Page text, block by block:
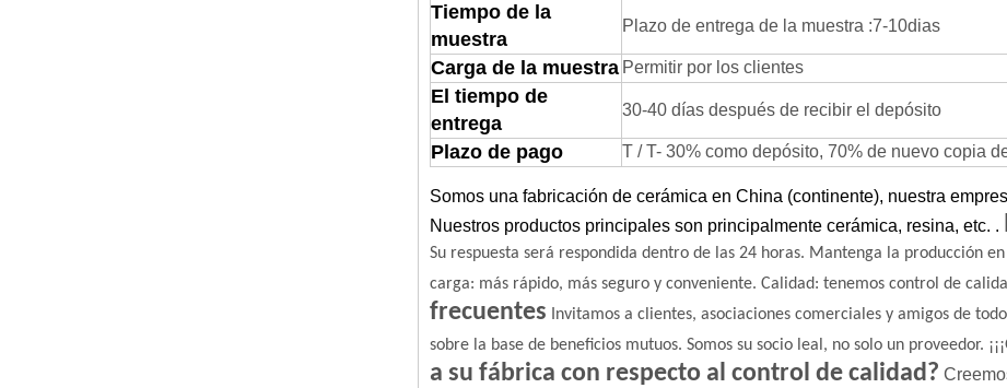
Tiempo de la
muestra
Plazo de entrega de la muestra :7-10dias
Carga de la muestra Permitir por los clientes
El tiempo de
entrega
30-40 días después de recibir el depósito
Plazo de pago T / T- 30% como depósito, 70% de nuevo copia
Somos una fabricación de cerámica en China (continente), nuestra
Nuestros productos principales son principalmente cerámica, resina, etc. .
Su respuesta será respondida dentro de las 24 horas. Mantenga la producción
carga: más rápido, más seguro y conveniente. Calidad: tenemos control de
frecuentes
Invitamos a clientes, asociaciones comerciales y amigos de
sobre la base de beneficios mutuos. Somos su socio leal, no solo un proveedor.
a su fábrica con respecto al control de calidad?